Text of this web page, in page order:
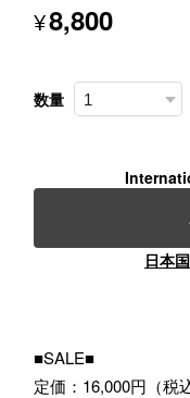
¥8,800
数量
日本
■SALE■
定価：16,000円（